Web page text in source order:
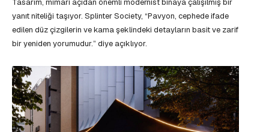
Tasarım, mimari açıdan önemli modernist binaya çalışılmış bir
yanıt niteliği taşıyor. Splinter Society, “Pavyon, cephede ifade
edilen düz çizgilerin ve kama şeklindeki detayların basit ve zarif
bir yeniden yorumudur.” diye açıklıyor.